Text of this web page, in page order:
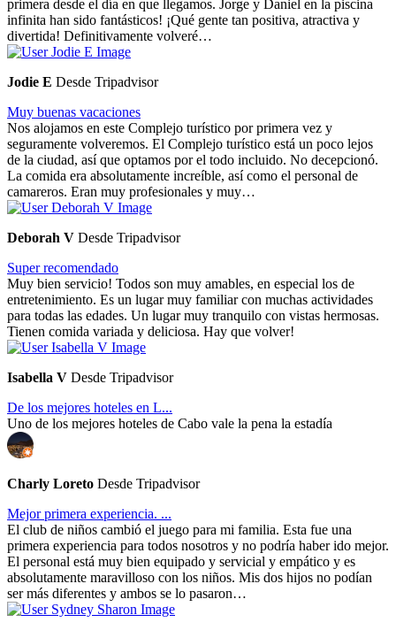
primera desde el día en que llegamos. Jorge y Daniel en la piscina
infinita han sido fantásticos! ¡Qué gente tan positiva, atractiva y
divertida! Definitivamente volveré…
Jodie E Desde Tripadvisor
Muy buenas vacaciones
Nos alojamos en este Complejo turístico por primera vez y
seguramente volveremos. El Complejo turístico está un poco lejos
de la ciudad, así que optamos por el todo incluido. No decepcionó.
La comida era absolutamente increíble, así como el personal de
camareros. Eran muy profesionales y muy…
Deborah V Desde Tripadvisor
Super recomendado
Muy bien servicio! Todos son muy amables, en especial los de
entretenimiento. Es un lugar muy familiar con muchas actividades
para todas las edades. Un lugar muy tranquilo con vistas hermosas.
Tienen comida variada y deliciosa. Hay que volver!
Isabella V Desde Tripadvisor
De los mejores hoteles en L...
Uno de los mejores hoteles de Cabo vale la pena la estadía
Charly Loreto Desde Tripadvisor
Mejor primera experiencia. ...
El club de niños cambió el juego para mi familia. Esta fue una
primera experiencia para todos nosotros y no podría haber ido mejor.
El personal está muy bien equipado y servicial y empático y es
absolutamente maravilloso con los niños. Mis dos hijos no podían
ser más diferentes y ambos se lo pasaron…